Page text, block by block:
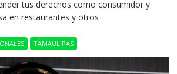
tus derechos como consumidor y
en restaurantes y otros
TAMAULIPAS